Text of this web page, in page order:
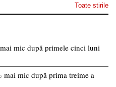
Toate stirile
mic după primele cinci luni
mic după prima treime a